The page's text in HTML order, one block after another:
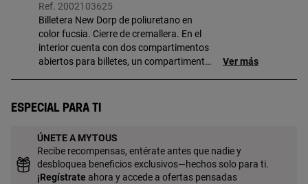
Ref. 2002103625
Billetera New Dorp de poliuretano en
color fucsia. Cierre de cremallera. En el
interior cuenta con dos compartimentos
abiertos para billetes, un compartimento
(alto x ancho x fondo):
Ver más
Especial para ti
ÚNETE A MYTOUS
Recibe recompensas, entérate antes que nadie y
desbloquea beneficios exclusivos—hechos solo para ti.
¡Regístrate ahora y accede a ofertas pensadas